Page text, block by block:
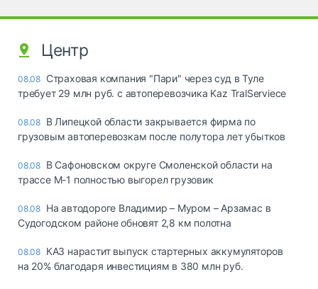
Центр
08.08 Страховая компания "Пари" через суд в Туле
требует 29 млн руб. с автоперевозчика Kaz TralServiece
08.08 В Липецкой области закрывается фирма по
грузовым автоперевозкам после полутора лет убытков
08.08 В Сафоновском округе Смоленской области на
трассе М-1 полностью выгорел грузовик
08.08 На автодороге Владимир – Муром – Арзамас в
Судогодском районе обновят 2,8 км полотна
08.08 КАЗ нарастит выпуск стартерных аккумуляторов
на 20% благодаря инвестициям в 380 млн руб.